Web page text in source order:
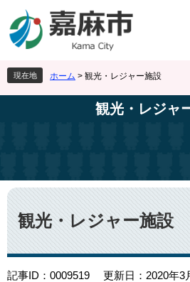
ジ
先
頭
で
ュ
を
飛
ば
現在地 ホーム > 観光・レジャー施設
観光・レジャ
本
文
観光・レジャー施設
記事ID：0009519 更新日：2020年3